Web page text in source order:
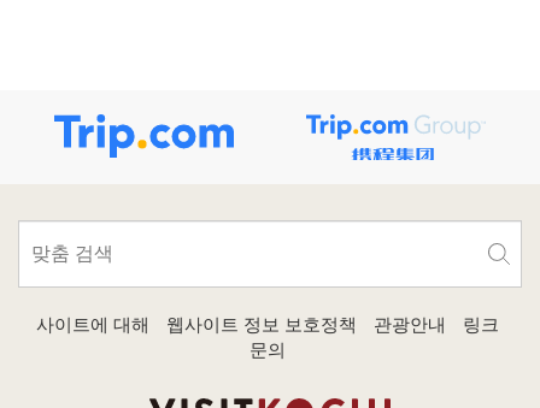
사이트에 대해 웹사이트 정보 보호정책 관광안내
링크
문의